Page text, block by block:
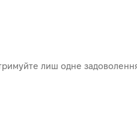
лиш одне